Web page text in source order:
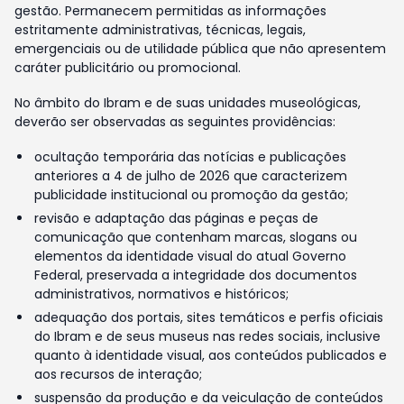
gestão. Permanecem permitidas as informações
estritamente administrativas, técnicas, legais,
emergenciais ou de utilidade pública que não apresentem
caráter publicitário ou promocional.
No âmbito do Ibram e de suas unidades museológicas,
deverão ser observadas as seguintes providências:
ocultação temporária das notícias e publicações
anteriores a 4 de julho de 2026 que caracterizem
publicidade institucional ou promoção da gestão;
revisão e adaptação das páginas e peças de
comunicação que contenham marcas, slogans ou
elementos da identidade visual do atual Governo
Federal, preservada a integridade dos documentos
administrativos, normativos e históricos;
adequação dos portais, sites temáticos e perfis oficiais
do Ibram e de seus museus nas redes sociais, inclusive
quanto à identidade visual, aos conteúdos publicados e
aos recursos de interação;
suspensão da produção e da veiculação de conteúdos